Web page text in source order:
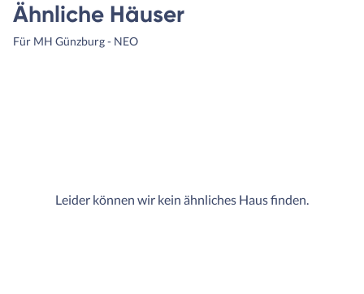
Ähnliche Häuser
Für MH Günzburg - NEO
Leider können wir kein ähnliches Haus finden.